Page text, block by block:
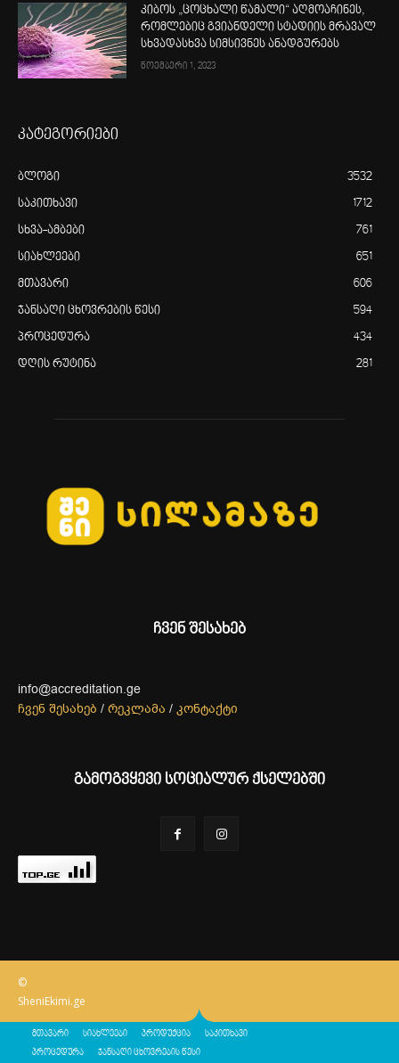
კიბოს „ცოცხალი წამალი“ აღმოაჩინეს,
რომლებიც გვიანდელი სტადიის მრავალ
სხვადასხვა სიმსივნეს ანადგურებს
ნოემბერი 1, 2023
კატეგორიები
ბლოგი 3532
საკითხავი 1712
სხვა-ამბები 761
სიახლეები 651
მთავარი 606
ჯანსაღი ცხოვრების წესი 594
პროცედურა 434
დღის რუტინა 281
ჩვენ შესახებ
info@accreditation.ge
ჩვენ შესახებ / რეკლამა / კონტაქტი
გამოგვყევი სოციალურ ქსელებში
©
SheniEkimi.ge
მთავარი სიახლეები პროდუქცია საკითხავი
პროცედურა ჯანსაღი ცხოვრების წესი